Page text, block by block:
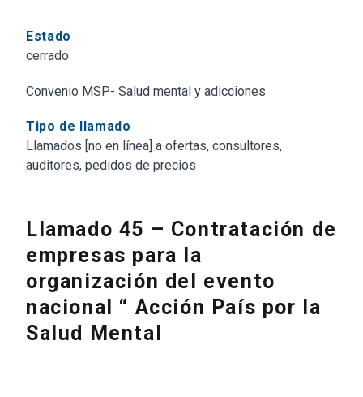
Estado
cerrado
Convenio MSP- Salud mental y adicciones
Tipo de llamado
Llamados [no en línea] a ofertas, consultores,
auditores, pedidos de precios
Llamado 45 – Contratación de
empresas para la
organización del evento
nacional “ Acción País por la
Salud Mental